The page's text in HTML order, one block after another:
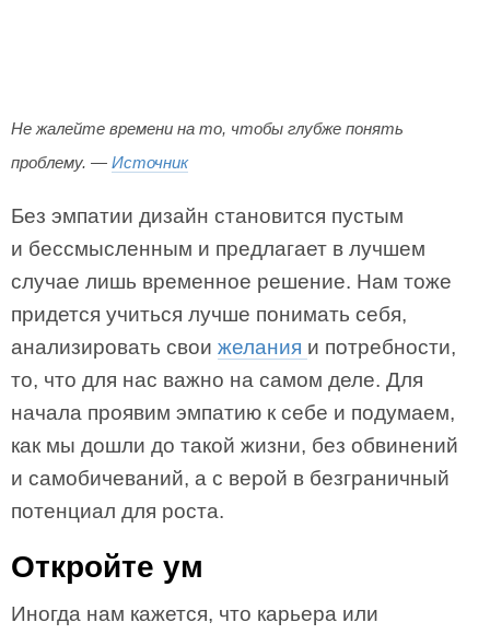
Не жалейте времени на то, чтобы глубже понять
проблему. — Источник
Без эмпатии дизайн становится пустым
и бессмысленным и предлагает в лучшем
случае лишь временное решение. Нам тоже
придется учиться лучше понимать себя,
анализировать свои желания и потребности,
то, что для нас важно на самом деле. Для
начала проявим эмпатию к себе и подумаем,
как мы дошли до такой жизни, без обвинений
и самобичеваний, а с верой в безграничный
потенциал для роста.
Откройте ум
Иногда нам кажется, что карьера или